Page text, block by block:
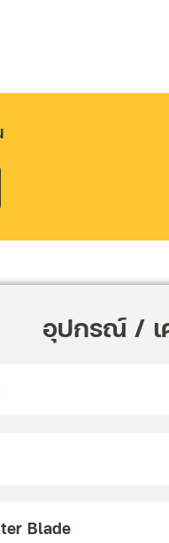
อุปกรณ์ / เ
Blade